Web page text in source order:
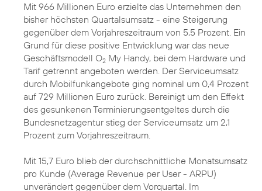
Mit 966 Millionen Euro erzielte das Unternehmen den
bisher höchsten Quartalsumsatz - eine Steigerung
gegenüber dem Vorjahreszeitraum von 5,5 Prozent. Ein
Grund für diese positive Entwicklung war das neue
Geschäftsmodell O2 My Handy, bei dem Hardware und
Tarif getrennt angeboten werden. Der Serviceumsatz
durch Mobilfunkangebote ging nominal um 0,4 Prozent
auf 729 Millionen Euro zurück. Bereinigt um den Effekt
des gesunkenen Terminierungsentgeltes durch die
Bundesnetzagentur stieg der Serviceumsatz um 2,1
Prozent zum Vorjahreszeitraum.
Mit 15,7 Euro blieb der durchschnittliche Monatsumsatz
pro Kunde (Average Revenue per User - ARPU)
unverändert gegenüber dem Vorquartal. Im